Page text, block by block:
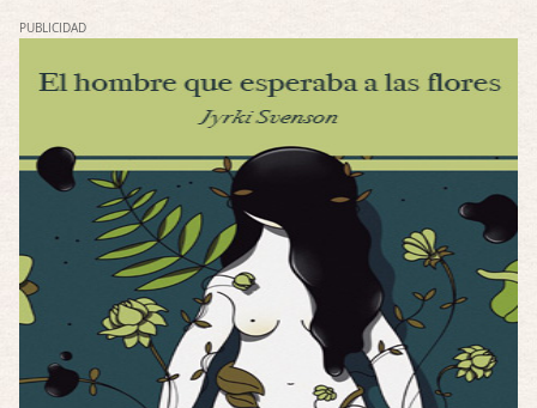
Por: FrancHis
Posesión Infernal: En Llamas
Por: FrancHis
Yo justo fui a verla ayer al cine y la ver …
Por encima de tu cadáver
Por: Luar
Interesante cuando avanza, le falta algo d …
Por encima de tu cadáver
PUBLICIDAD